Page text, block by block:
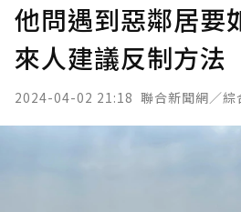
他問遇到惡鄰居要
來人建議反制方法
2024-04-02 21:18 聯合新聞網／綜